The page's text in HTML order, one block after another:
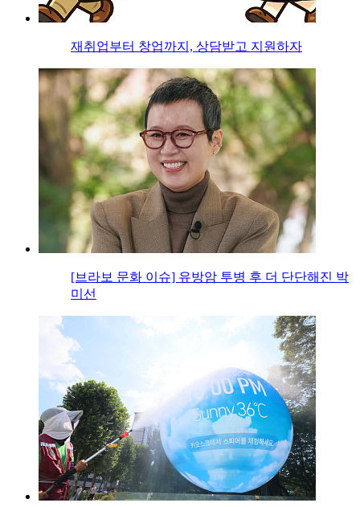
재취업부터 창업까지, 상담받고 지원하자
[브라보 문화 이슈] 유방암 투병 후 더 단단해진 박
미선